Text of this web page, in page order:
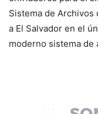
Sistema de Archivos
a El Salvador en el
moderno sistema de